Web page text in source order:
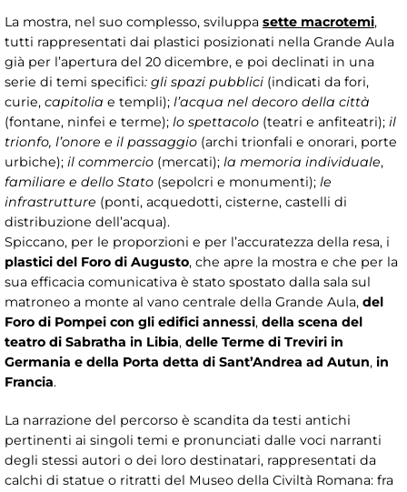
La mostra, nel suo complesso, sviluppa sette macrotemi,
tutti rappresentati dai plastici posizionati nella Grande Aula
già per l’apertura del 20 dicembre, e poi declinati in una
serie di temi specifici: gli spazi pubblici (indicati da fori,
curie, capitolia e templi); l’acqua nel decoro della città
(fontane, ninfei e terme); lo spettacolo (teatri e anfiteatri); il
trionfo, l’onore e il passaggio (archi trionfali e onorari, porte
urbiche); il commercio (mercati); la memoria individuale,
familiare e dello Stato (sepolcri e monumenti); le
infrastrutture (ponti, acquedotti, cisterne, castelli di
distribuzione dell’acqua).
Spiccano, per le proporzioni e per l’accuratezza della resa, i
plastici del Foro di Augusto, che apre la mostra e che per la
sua efficacia comunicativa è stato spostato dalla sala sul
matroneo a monte al vano centrale della Grande Aula, del
Foro di Pompei con gli edifici annessi, della scena del
teatro di Sabratha in Libia, delle Terme di Treviri in
Germania e della Porta detta di Sant’Andrea ad Autun, in
Francia.
La narrazione del percorso è scandita da testi antichi
pertinenti ai singoli temi e pronunciati dalle voci narranti
degli stessi autori o dei loro destinatari, rappresentati da
calchi di statue o ritratti del Museo della Civiltà Romana: fra